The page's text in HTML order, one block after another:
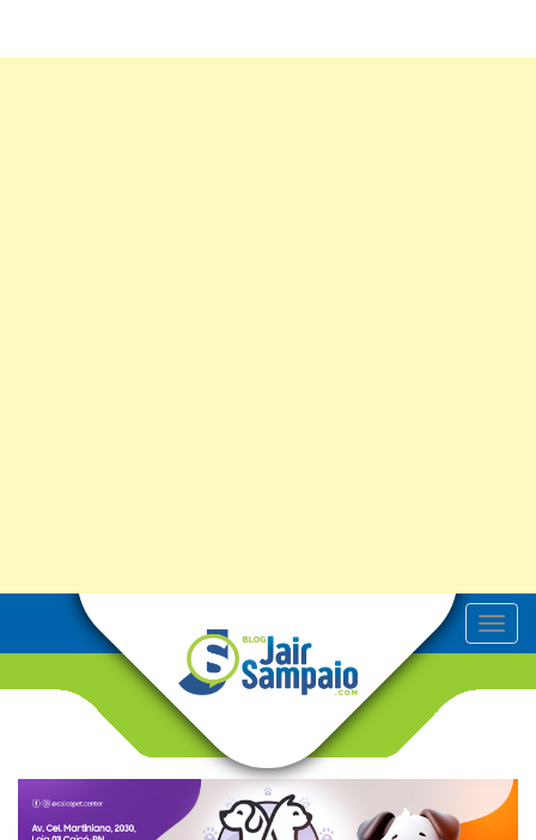
T
o
v
g